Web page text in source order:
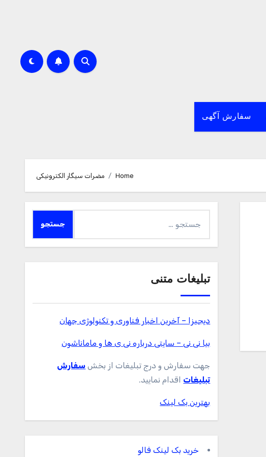
سفارش آگهی
Home مضرات سیگار الکترونیکی
برای:
تبلیغات متنی
دیجیزا – آخرین اخبار فناوری و تکنولوژی جهان
بیا نی نی – سایتی درباره نی ی ها و ماماناشون
جهت سفارش و درج تبلیغات از بخش سفارش
تبلیغات اقدام نمایید.
بهترین بک لینک
خرید بک لینک فالو